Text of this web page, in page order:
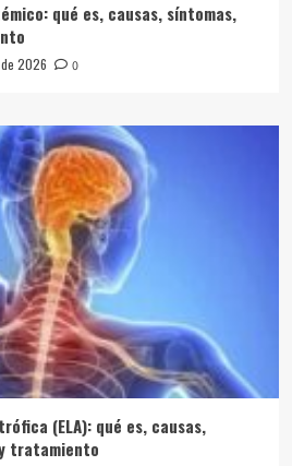
qué es, causas, síntomas,
2026 0
(ELA): qué es, causas,
tratamiento